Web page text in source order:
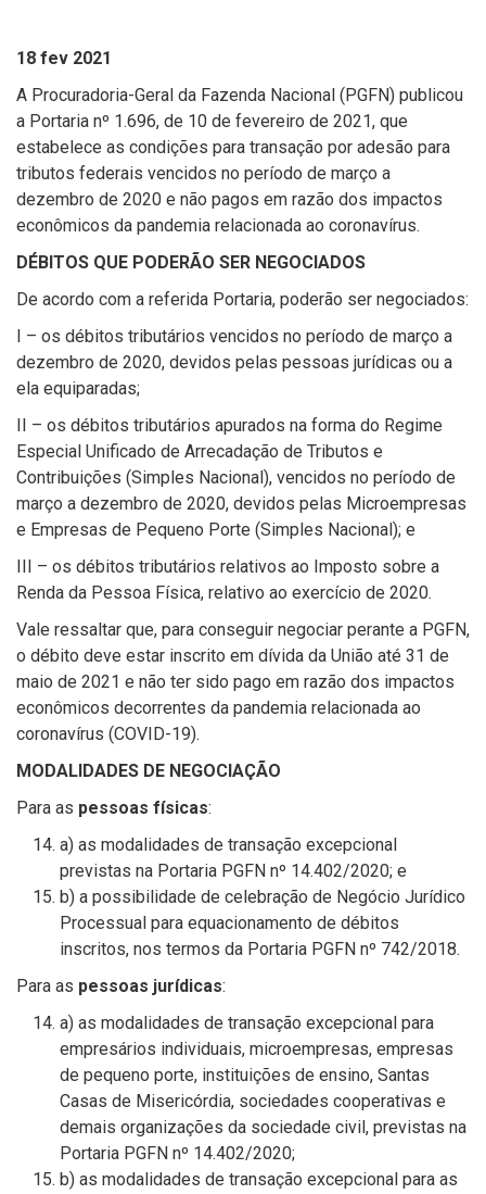
18 fev 2021
A Procuradoria-Geral da Fazenda Nacional (PGFN) publicou
a Portaria nº 1.696, de 10 de fevereiro de 2021, que
estabelece as condições para transação por adesão para
tributos federais vencidos no período de março a
dezembro de 2020 e não pagos em razão dos impactos
econômicos da pandemia relacionada ao coronavírus.
DÉBITOS QUE PODERÃO SER NEGOCIADOS
De acordo com a referida Portaria, poderão ser negociados:
I – os débitos tributários vencidos no período de março a
dezembro de 2020, devidos pelas pessoas jurídicas ou a
ela equiparadas;
II – os débitos tributários apurados na forma do Regime
Especial Unificado de Arrecadação de Tributos e
Contribuições (Simples Nacional), vencidos no período de
março a dezembro de 2020, devidos pelas Microempresas
e Empresas de Pequeno Porte (Simples Nacional); e
III – os débitos tributários relativos ao Imposto sobre a
Renda da Pessoa Física, relativo ao exercício de 2020.
Vale ressaltar que, para conseguir negociar perante a PGFN,
o débito deve estar inscrito em dívida da União até 31 de
maio de 2021 e não ter sido pago em razão dos impactos
econômicos decorrentes da pandemia relacionada ao
coronavírus (COVID-19).
MODALIDADES DE NEGOCIAÇÃO
Para as pessoas físicas:
a) as modalidades de transação excepcional
previstas na Portaria PGFN nº 14.402/2020; e
b) a possibilidade de celebração de Negócio Jurídico
Processual para equacionamento de débitos
inscritos, nos termos da Portaria PGFN nº 742/2018.
Para as pessoas jurídicas:
a) as modalidades de transação excepcional para
empresários individuais, microempresas, empresas
de pequeno porte, instituições de ensino, Santas
Casas de Misericórdia, sociedades cooperativas e
demais organizações da sociedade civil, previstas na
Portaria PGFN nº 14.402/2020;
b) as modalidades de transação excepcional para as